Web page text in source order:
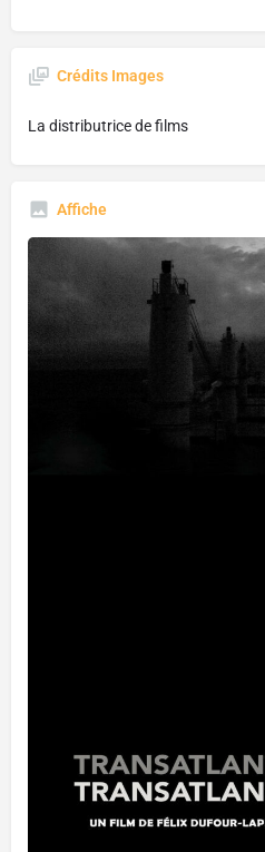
Crédits Images
La distributrice de films
Affiche